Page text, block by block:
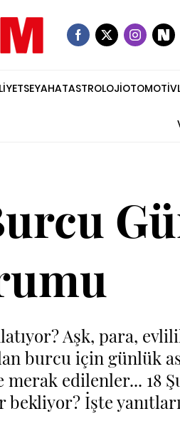
SEYAHATASTROLOJİOTOMOTİV
Aşk, para,
burcu için günlük
edilenler... 18
İşte